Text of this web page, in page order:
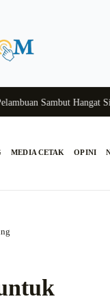
Sambut Hangat Siswa/
MEDIA CETAK OPINI